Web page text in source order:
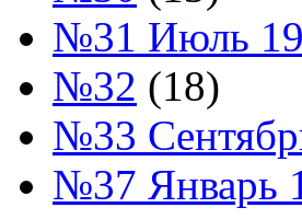
№31 Июль
№32 (18)
№33
№37 Январь